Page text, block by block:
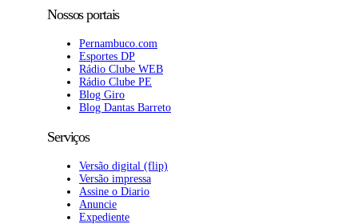
Nossos portais
Pernambuco.com
Esportes DP
Rádio Clube WEB
Rádio Clube PE
Blog Giro
Blog Dantas Barreto
Serviços
Versão digital (flip)
Versão impressa
Assine o Diario
Anuncie
Expediente